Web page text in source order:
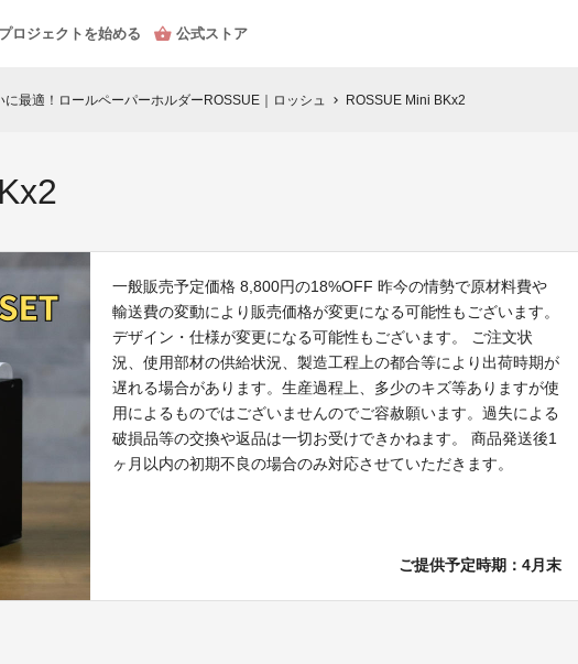
プロジェクトを始める 公式ストア
に最適！ロールペーパーホルダーROSSUE｜ロッシュ chevron_right ROSSUE Mini BKx2
一般販売予定価格 8,800円の18%OFF 昨今の情勢で原材料費や
輸送費の変動により販売価格が変更になる可能性もございます。
デザイン・仕様が変更になる可能性もございます。 ご注文状
況、使用部材の供給状況、製造工程上の都合等により出荷時期が
遅れる場合があります。生産過程上、多少のキズ等ありますが使
用によるものではございませんのでご容赦願います。過失による
破損品等の交換や返品は一切お受けできかねます。 商品発送後1
ヶ月以内の初期不良の場合のみ対応させていただきます。
ご提供予定時期：4月末